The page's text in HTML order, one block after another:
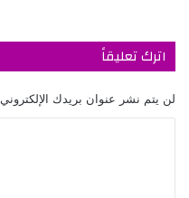
اترك تعليقاً
لن يتم نشر عنوان بريدك الإلكتروني.